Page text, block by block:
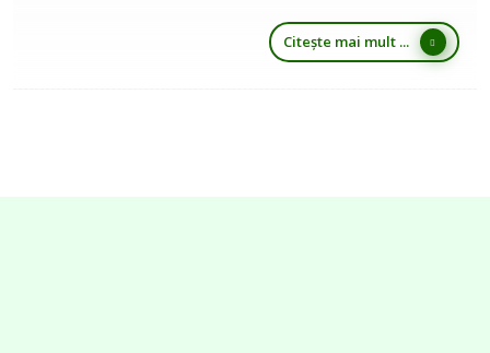
Citește mai mult ...